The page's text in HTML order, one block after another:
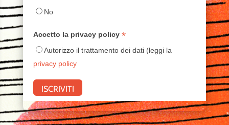
No
Accetto la privacy policy *
Autorizzo il trattamento dei dati (leggi la
privacy policy